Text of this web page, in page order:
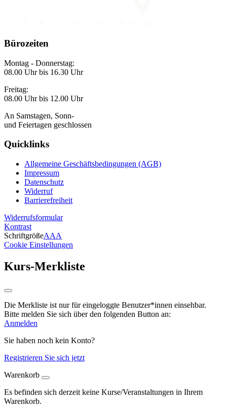
Bürozeiten
Montag - Donnerstag:
08.00 Uhr bis 16.30 Uhr
Freitag:
08.00 Uhr bis 12.00 Uhr
An Samstagen, Sonn-
und Feiertagen geschlossen
Quicklinks
Allgemeine Geschäftsbedingungen (AGB)
Impressum
Datenschutz
Widerruf
Barrierefreiheit
Widerrufsformular
Kontrast
SchriftgrößeAAA
Cookie Einstellungen
Kurs-Merkliste
Die Merkliste ist nur für eingeloggte Benutzer*innen einsehbar.
Bitte melden Sie sich über den folgenden Button an:
Anmelden
Sie haben noch kein Konto?
Registrieren Sie sich jetzt
Warenkorb
Es befinden sich derzeit keine Kurse/Veranstaltungen in Ihrem
Warenkorb.